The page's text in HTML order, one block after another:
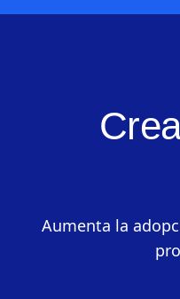
Aumenta la